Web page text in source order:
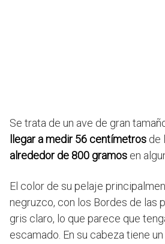
Se trata de un ave de gran
llegar a medir 56 centímetros de
alrededor de 800 gramos en
El color de su pelaje
negruzco, con los Bordes de las
gris claro, lo que parece que
escamado. En su cabeza tiene